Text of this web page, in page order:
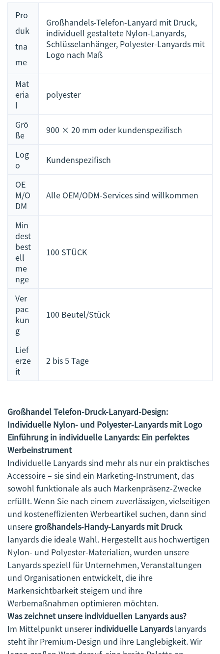
Pro
duk
tna
me
Großhandels-Telefon-Lanyard mit Druck,
individuell gestaltete Nylon-Lanyards,
Schlüsselanhänger, Polyester-Lanyards mit
Logo nach Maß
Mat
eria
l
polyester
Grö
ße
900 × 20 mm oder kundenspezifisch
Log
o
Kundenspezifisch
OE
M/O
DM
Alle OEM/ODM-Services sind willkommen
Min
dest
best
ell
me
nge
100 STÜCK
Ver
pac
kun
g
100 Beutel/Stück
Lief
erze
it
2 bis 5 Tage
Großhandel Telefon-Druck-Lanyard-Design:
Individuelle Nylon- und Polyester-Lanyards mit Logo
Einführung in individuelle Lanyards: Ein perfektes
Werbeinstrument
Individuelle Lanyards sind mehr als nur ein praktisches
Accessoire – sie sind ein Marketing-Instrument, das
sowohl funktionale als auch Markenpräsenz-Zwecke
erfüllt. Wenn Sie nach einem zuverlässigen, vielseitigen
und kosteneffizienten Werbeartikel suchen, dann sind
unsere großhandels-Handy-Lanyards mit Druck
lanyards die ideale Wahl. Hergestellt aus hochwertigen
Nylon- und Polyester-Materialien, wurden unsere
Lanyards speziell für Unternehmen, Veranstaltungen
und Organisationen entwickelt, die ihre
Markensichtbarkeit steigern und ihre
Werbemaßnahmen optimieren möchten.
Was zeichnet unsere individuellen Lanyards aus?
Im Mittelpunkt unsererindividuelle Lanyardslanyards
steht ihr Premium-Design und ihre Langlebigkeit. Wir